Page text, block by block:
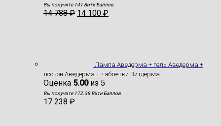
Вы получите 141 Вити Баллов
14 788₽ 14 100 ₽
Лампа Аведерма + гель Аведерма +
лосьон Аведерма + таблетки Витдерма
Оценка 5.00из 5
Вы получите 172.38 Вити Баллов
17 238 ₽